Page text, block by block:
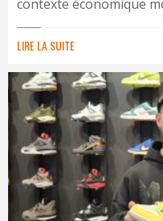
contexte économique
LIRE LA SUITE